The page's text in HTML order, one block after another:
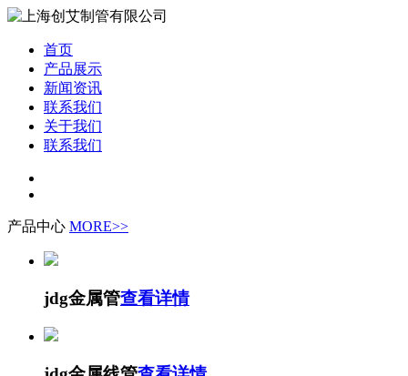
首页
产品展示
新闻资讯
联系我们
关于我们
联系我们
产品中心 MORE>>
jdg金属管查看详情